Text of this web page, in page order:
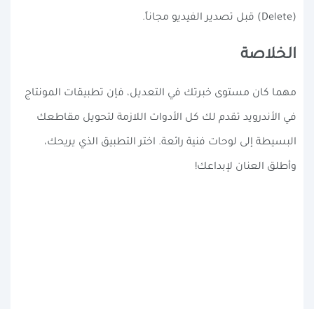
(Delete) قبل تصدير الفيديو مجاناً.
الخلاصة
مهما كان مستوى خبرتك في التعديل، فإن تطبيقات المونتاج
في الأندرويد تقدم لك كل الأدوات اللازمة لتحويل مقاطعك
البسيطة إلى لوحات فنية رائعة. اختر التطبيق الذي يريحك،
وأطلق العنان لإبداعك!